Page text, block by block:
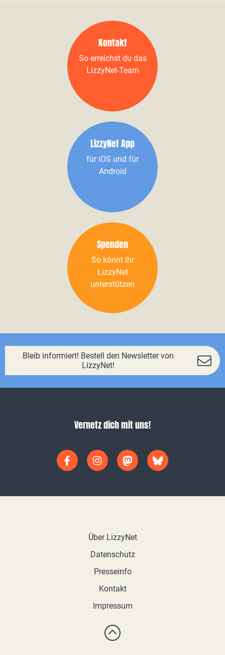
Kontakt
So erreichst du das
LizzyNet-Team
LizzyNet App
für iOS und für
Android
Spenden
So könnt ihr
LizzyNet
unterstützen
Bleib informiert! Bestell den Newsletter von
LizzyNet!
Vernetz dich mit uns!
Über LizzyNet
Datenschutz
Presseinfo
Kontakt
Impressum